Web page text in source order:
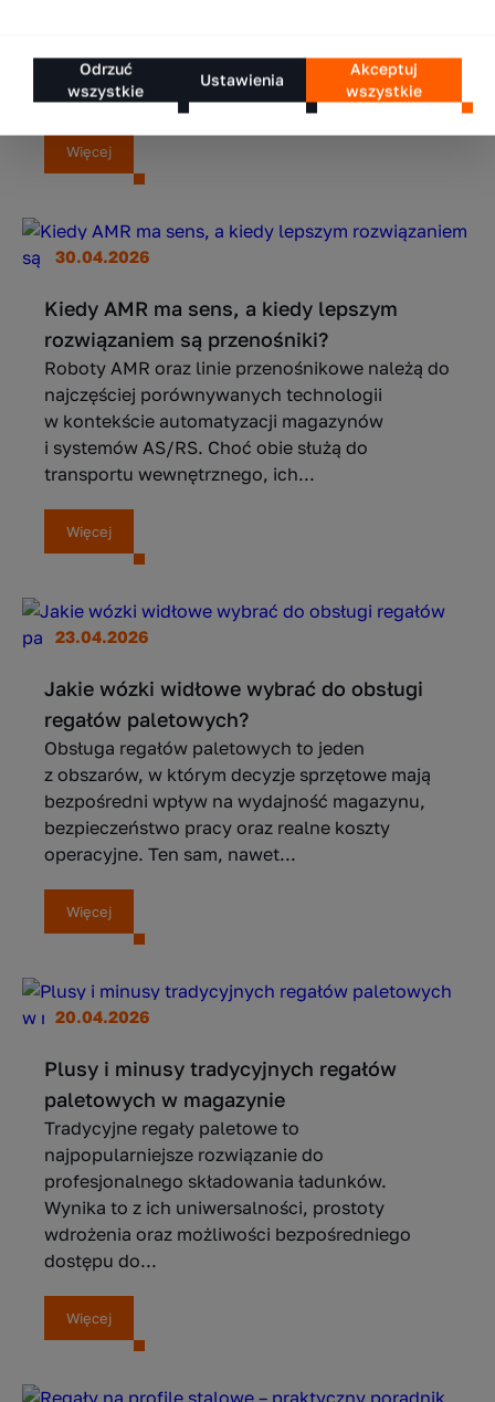
i rozszerzaniem asortymentu szybko okazuje
się, że...
Więcej
30.04.2026
Kiedy AMR ma sens, a kiedy lepszym
rozwiązaniem są przenośniki?
Roboty AMR oraz linie przenośnikowe należą do
najczęściej porównywanych technologii
w kontekście automatyzacji magazynów
i systemów AS/RS. Choć obie służą do
transportu wewnętrznego, ich...
Więcej
23.04.2026
Jakie wózki widłowe wybrać do obsługi
regałów paletowych?
Obsługa regałów paletowych to jeden
z obszarów, w którym decyzje sprzętowe mają
bezpośredni wpływ na wydajność magazynu,
bezpieczeństwo pracy oraz realne koszty
operacyjne. Ten sam, nawet...
Więcej
20.04.2026
Plusy i minusy tradycyjnych regałów
paletowych w magazynie
Tradycyjne regały paletowe to
najpopularniejsze rozwiązanie do
profesjonalnego składowania ładunków.
Wynika to z ich uniwersalności, prostoty
wdrożenia oraz możliwości bezpośredniego
dostępu do...
Więcej
Odrzuć
wszystkie
Ustawienia
Akceptuj
wszystkie